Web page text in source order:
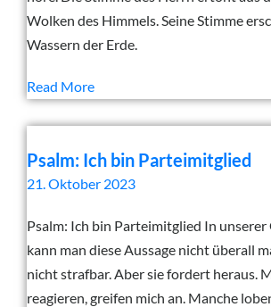
Wolken des Himmels. Seine Stimme
Wassern der Erde.
Read More
Psalm: Ich bin Parteimitglied
21. Oktober 2023
Psalm: Ich bin Parteimitglied In unserer
kann man diese Aussage nicht überall
nicht strafbar. Aber sie fordert heraus.
reagieren, greifen mich an. Manche